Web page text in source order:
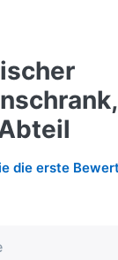
die erste